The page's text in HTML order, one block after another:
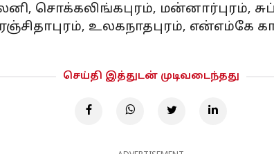
சொக்கலிங்கபுரம், மன்னார்புரம்,
உலகநாதபுரம், என்எம்கே
செய்தி இத்துடன் முடிவடைந்தது